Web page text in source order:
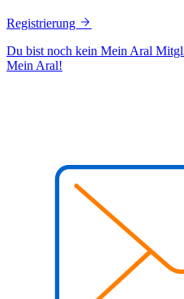
Registrierung
Du bist noch kein Mein Aral
Mein Aral!